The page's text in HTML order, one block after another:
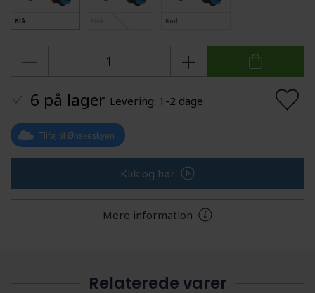
Blå Rød
6 på lager Levering: 1-2 dage
Tilføj til Ønskeskyen
Klik og hør
Mere information
Relaterede varer